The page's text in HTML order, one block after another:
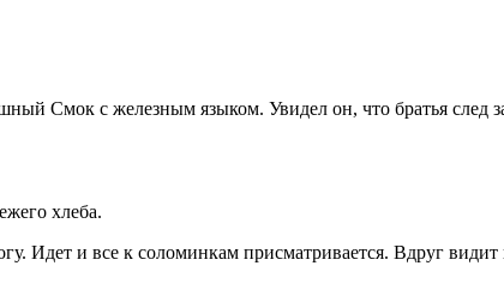
Смок с железным языком. Увидел он, что братья след
хлеба.
Идет и все к соломинкам присматривается. Вдруг